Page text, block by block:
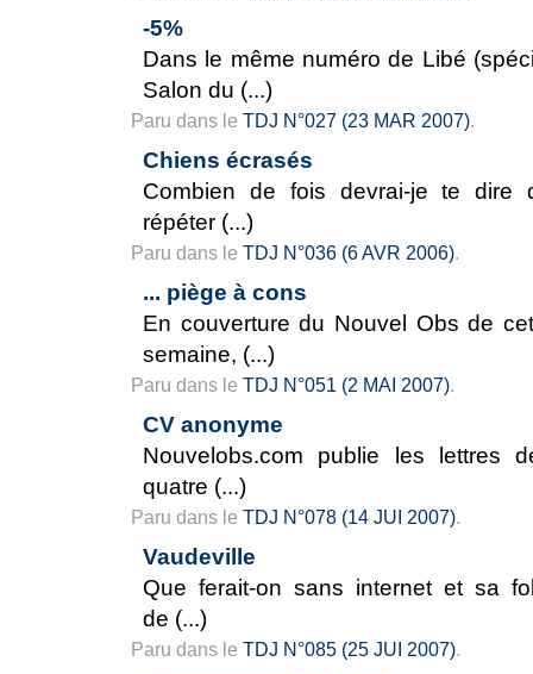
-5%
Dans le même numéro de Libé
Salon du (...)
Paru dans le TDJ N°027 (23 MAR 2007).
Chiens écrasés
Combien de fois devrai-je te dire
répéter (...)
Paru dans le TDJ N°036 (6 AVR 2006).
... piège à cons
En couverture du Nouvel Obs de
semaine, (...)
Paru dans le TDJ N°051 (2 MAI 2007).
CV anonyme
Nouvelobs.com publie les lettres
quatre (...)
Paru dans le TDJ N°078 (14 JUI 2007).
Vaudeville
Que ferait-on sans internet et sa
de (...)
Paru dans le TDJ N°085 (25 JUI 2007).